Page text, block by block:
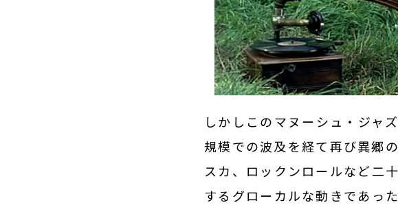
しかしこのマヌーシュ・ジャ
規模での波及を経て再び異郷
スカ、ロックンロールなど二
するグローカルな動きであっ